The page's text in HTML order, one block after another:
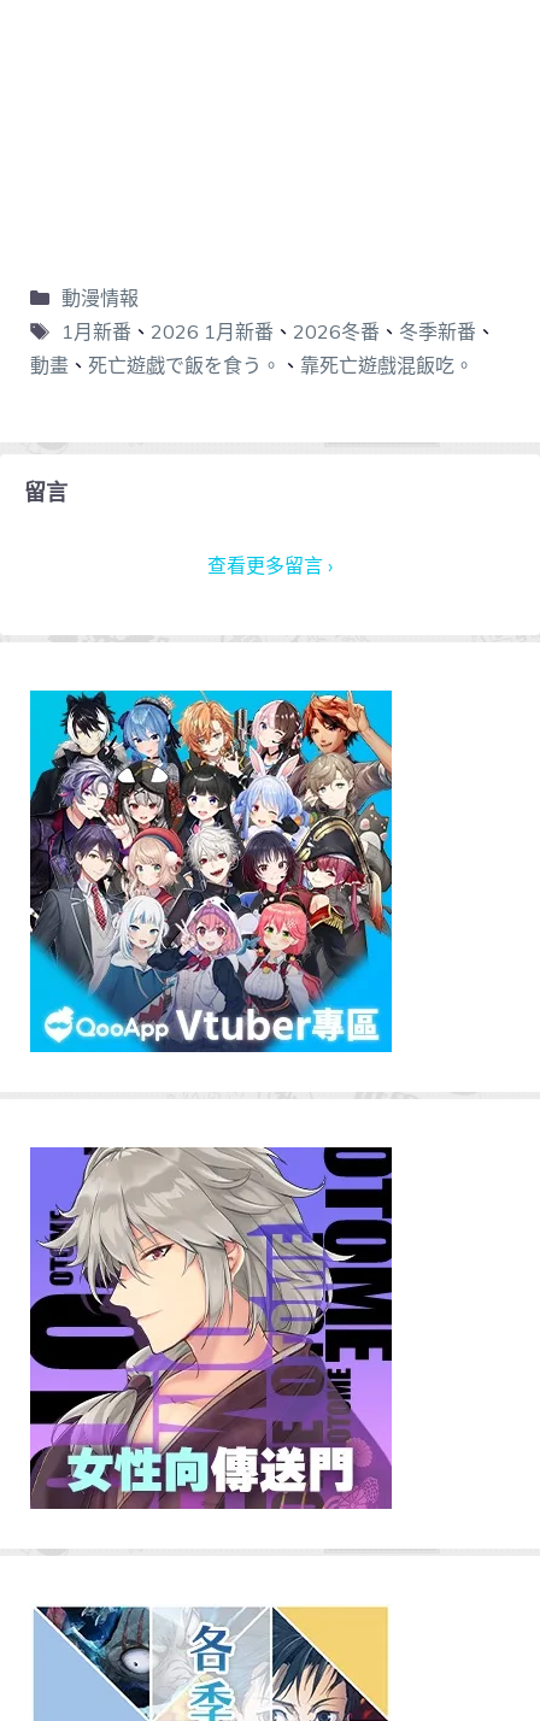
動漫情報
1月新番 、 2026 1月新番 、 2026冬番 、 冬季新番 、
動畫 、 死亡遊戯で飯を食う。 、 靠死亡遊戲混飯吃。
留言
查看更多留言 ›